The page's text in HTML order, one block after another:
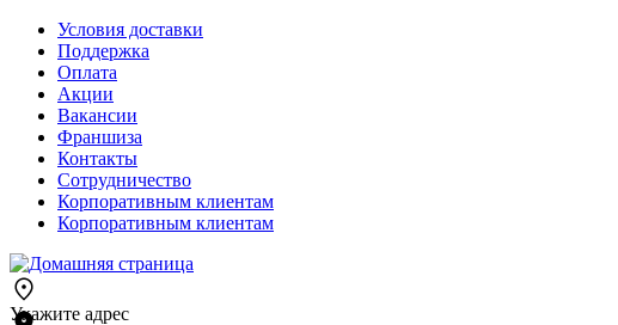
Условия доставки
Поддержка
Оплата
Акции
Вакансии
Франшиза
Контакты
Сотрудничество
Корпоративным клиентам
Корпоративным клиентам
Укажите адрес